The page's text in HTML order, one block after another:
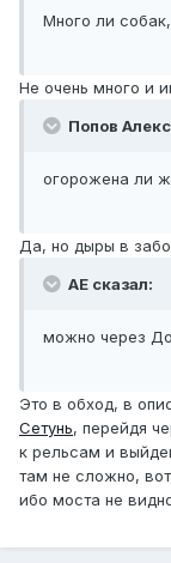
Много ли собак,
Не очень много и
Попов
огорожена ли
Да, но дыры в
АЕ сказал:
можно через
Это в обход, в
Сетунь, перейдя
к рельсам и
там не сложно,
ибо моста не